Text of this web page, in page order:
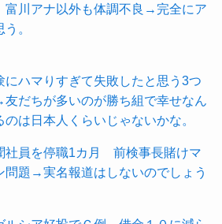
富川アナ以外も体調不良→完全にア
。
にハマりすぎて失敗したと思う3つ
だちが多いのが勝ち組で幸せなん
のは日本人くらいじゃないかな。
社員を停職1カ月 前検事長賭けマ
問題→実名報道はしないのでしょう